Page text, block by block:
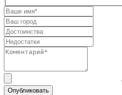
Опубликовать